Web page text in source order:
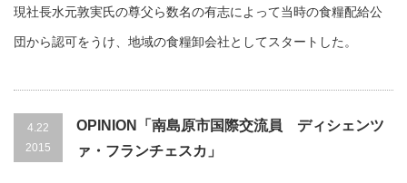
現社長水元敦実氏の尊父ら数名の有志によって当時の食糧配給公
団から認可をうけ、地域の食糧卸会社としてスタートした。
4.22
2015
OPINION「南島原市国際交流員 ディシェンツ
ァ・フランチェスカ」